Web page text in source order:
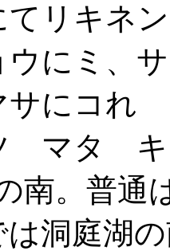
リキネ
ウにミ、
サにコれ
マタ キ
南。普通
洞庭湖